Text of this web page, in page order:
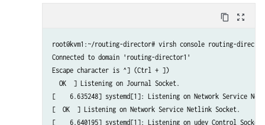
    </interface>
        <model name='isa-serial'/>
      </target>
    </serial>
    <console type='pty'>
      <target type='serial' port='0'/>
    </console>
    <channel type='unix'>
content_copy zoom_out_map
root@kvm1:~/routing-director# virsh console routing-
Connected to domain 'routing-director1'
Escape character is ^] (Ctrl + ])
  OK  ] Listening on Journal Socket.
[    6.635248] systemd[1]: Listening on Network Service
[  OK  ] Listening on Network Service Netlink Socket.
[    6.640195] systemd[1]: Listening on udev Control Socket.